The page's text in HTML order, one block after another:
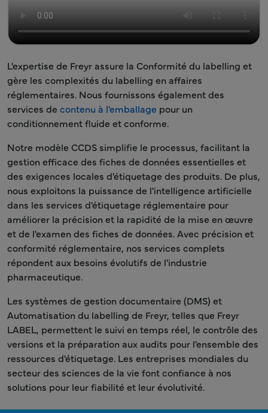
L'expertise de Freyr assure la Conformité du labelling et
gère les complexités du labelling en affaires
réglementaires. Nous fournissons également des
services de contenu à l'emballage pour un
conditionnement fluide et conforme.
Notre modèle CCDS simplifie le processus, facilitant la
gestion efficace des fiches de données essentielles et
des exigences locales d'étiquetage des produits. De plus,
nous exploitons la puissance de l'intelligence artificielle
dans les services d'étiquetage réglementaire pour
améliorer la précision et la rapidité de la mise en œuvre
et de l'examen des fiches de données. Avec précision et
conformité réglementaire, nos services complets
répondent aux besoins évolutifs de l'industrie
pharmaceutique.
Les systèmes de gestion documentaire (DMS) et
Automatisation du labelling de Freyr, telles que Freyr
LABEL, permettent le suivi en temps réel, le contrôle des
versions et la préparation aux audits pour l'ensemble des
ressources d'étiquetage. Les entreprises mondiales du
secteur des sciences de la vie font confiance à nos
solutions pour leur fiabilité et leur évolutivité.